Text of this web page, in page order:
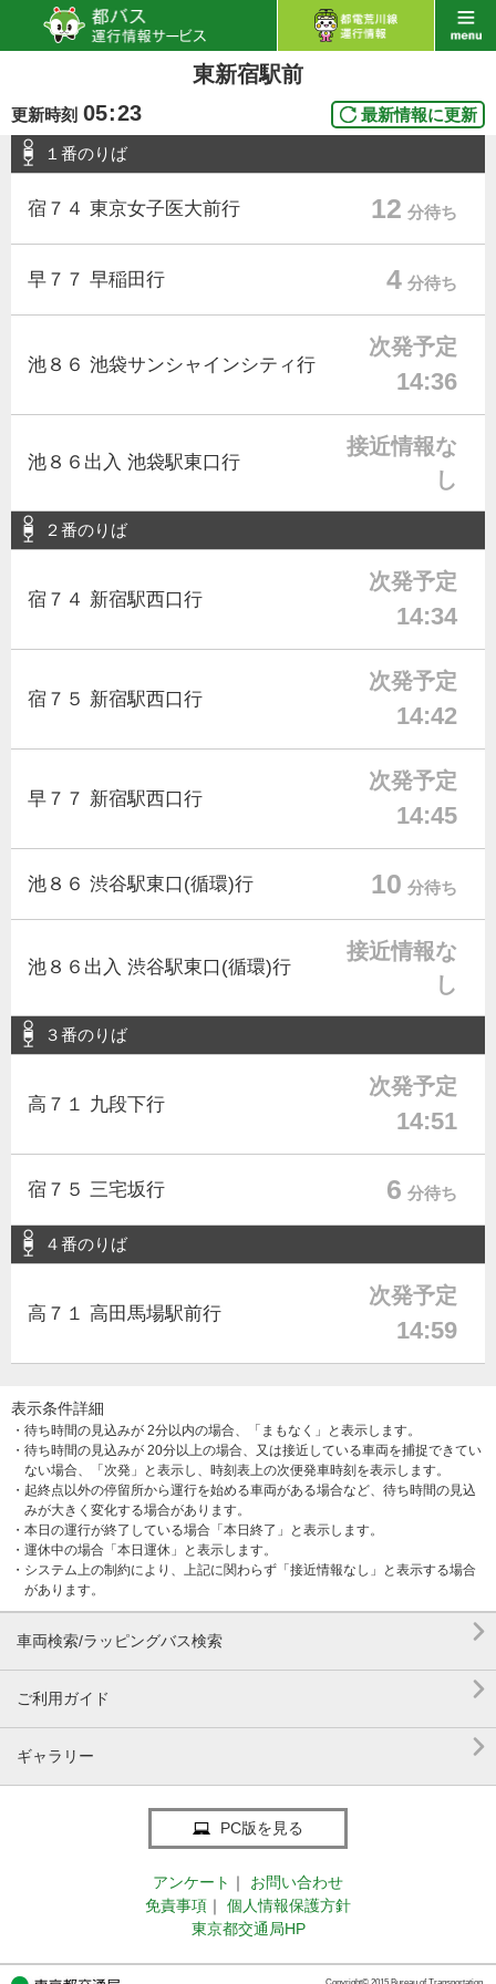
東新宿駅前
更新時刻 05:23 最新情報に更新
１番のりば
宿７４ 東京女子医大前行 12 分待ち
早７７ 早稲田行 4 分待ち
池８６ 池袋サンシャインシティ行
次発予定
14:36
池８６出入 池袋駅東口行
接近情報な
し
２番のりば
宿７４ 新宿駅西口行
次発予定
14:34
宿７５ 新宿駅西口行
次発予定
14:42
早７７ 新宿駅西口行
次発予定
14:45
池８６ 渋谷駅東口(循環)行 10 分待ち
池８６出入 渋谷駅東口(循環)行
接近情報な
し
３番のりば
高７１ 九段下行
次発予定
14:51
宿７５ 三宅坂行 6 分待ち
４番のりば
高７１ 高田馬場駅前行
次発予定
14:59
表示条件詳細
・待ち時間の見込みが 2分以内の場合、「まもなく」と表示します。
・待ち時間の見込みが 20分以上の場合、又は接近している車両を捕捉できてい
ない場合、「次発」と表示し、時刻表上の次便発車時刻を表示します。
・起終点以外の停留所から運行を始める車両がある場合など、待ち時間の見込
みが大きく変化する場合があります。
・本日の運行が終了している場合「本日終了」と表示します。
・運休中の場合「本日運休」と表示します。
・システム上の制約により、上記に関わらず「接近情報なし」と表示する場合
があります。
車両検索/ラッピングバス検索 
ご利用ガイド 
ギャラリー 
PC版を見る
アンケート ｜
お問い合わせ
免責事項 ｜
個人情報保護方針
東京都交通局HP